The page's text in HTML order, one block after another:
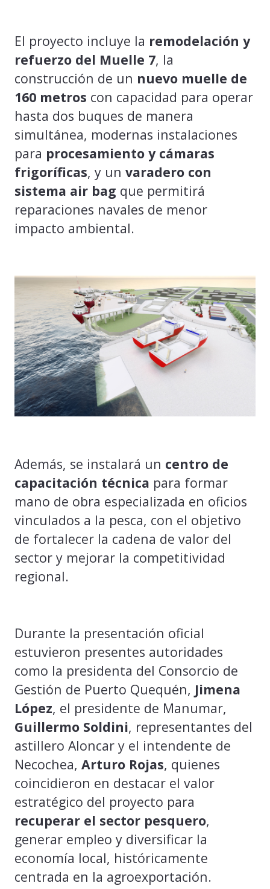
El proyecto incluye la remodelación y
refuerzo del Muelle 7, la
construcción de un nuevo muelle de
160 metros con capacidad para operar
hasta dos buques de manera
simultánea, modernas instalaciones
para procesamiento y cámaras
frigoríficas, y un varadero con
sistema air bag que permitirá
reparaciones navales de menor
impacto ambiental.
Además, se instalará un centro de
capacitación técnica para formar
mano de obra especializada en oficios
vinculados a la pesca, con el objetivo
de fortalecer la cadena de valor del
sector y mejorar la competitividad
regional.
Durante la presentación oficial
estuvieron presentes autoridades
como la presidenta del Consorcio de
Gestión de Puerto Quequén, Jimena
López, el presidente de Manumar,
Guillermo Soldini, representantes del
astillero Aloncar y el intendente de
Necochea, Arturo Rojas, quienes
coincidieron en destacar el valor
estratégico del proyecto para
recuperar el sector pesquero,
generar empleo y diversificar la
economía local, históricamente
centrada en la agroexportación.